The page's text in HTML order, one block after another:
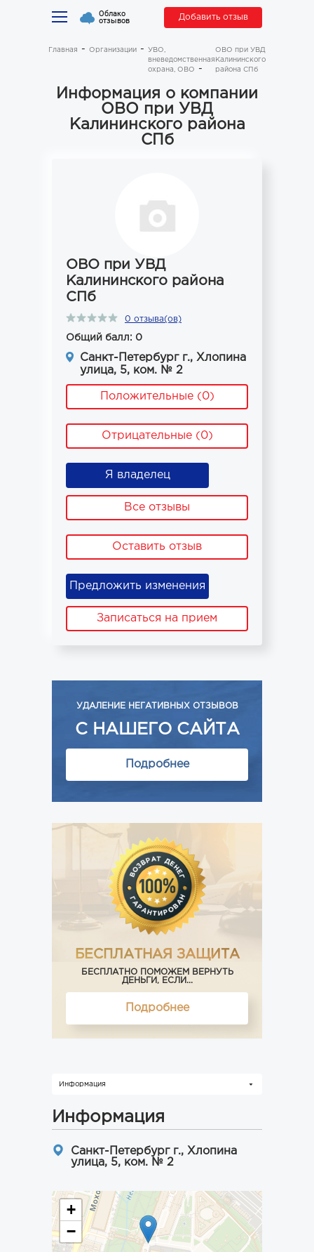
Облако
отзывов Добавить отзыв
Главная Организации
УВО,
вневедомственная
охрана, ОВО
ОВО при УВД
Калининского
района СПб
Информация о компании
ОВО при УВД
Калининского района
СПб
ОВО при УВД
Калининского района
СПб
0 отзыва(ов)
Общий балл: 0
Санкт-Петербург г., Хлопина
улица, 5, ком. № 2
Положительные (0)
Отрицательные (0)
Я владелец
Все отзывы
Оставить отзыв
Предложить изменения
Записаться на прием
УДАЛЕНИЕ НЕГАТИВНЫХ ОТЗЫВОВ
С НАШЕГО САЙТА
Подробнее
БЕСПЛАТНАЯ ЗАЩИТА
БЕСПЛАТНО ПОМОЖЕМ ВЕРНУТЬ
ДЕНЬГИ, ЕСЛИ...
Подробнее
Информация
Информация
Санкт-Петербург г., Хлопина
улица, 5, ком. № 2
+
−